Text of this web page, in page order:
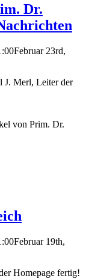
Dr.
Februar 23rd,
J. Merl, Leiter der
von Prim. Dr.
Februar 19th,
Homepage fertig!